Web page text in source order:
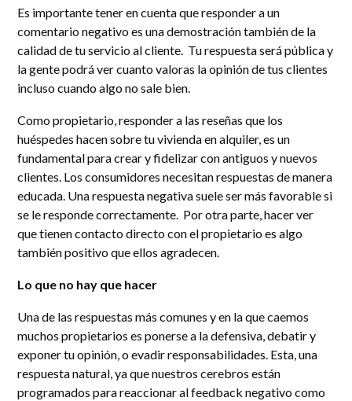
Es importante tener en cuenta que responder a un
comentario negativo es una demostración también de la
calidad de tu servicio al cliente. Tu respuesta será pública y
la gente podrá ver cuanto valoras la opinión de tus clientes
incluso cuando algo no sale bien.
Como propietario, responder a las reseñas que los
huéspedes hacen sobre tu vivienda en alquiler, es un
fundamental para crear y fidelizar con antiguos y nuevos
clientes. Los consumidores necesitan respuestas de manera
educada. Una respuesta negativa suele ser más favorable si
se le responde correctamente. Por otra parte, hacer ver
que tienen contacto directo con el propietario es algo
también positivo que ellos agradecen.
Lo que no hay que hacer
Una de las respuestas más comunes y en la que caemos
muchos propietarios es ponerse a la defensiva, debatir y
exponer tu opinión, o evadir responsabilidades. Esta, una
respuesta natural, ya que nuestros cerebros están
programados para reaccionar al feedback negativo como